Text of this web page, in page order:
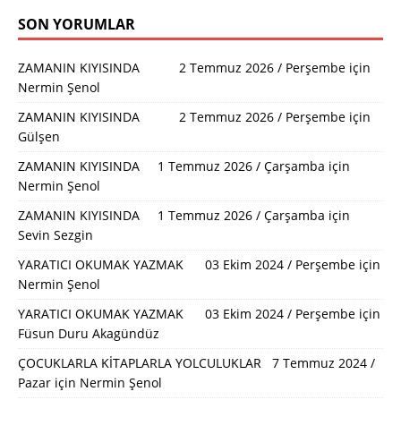
SON YORUMLAR
ZAMANIN KIYISINDA 2 Temmuz 2026 / Perşembe için
Nermin Şenol
ZAMANIN KIYISINDA 2 Temmuz 2026 / Perşembe için
Gülşen
ZAMANIN KIYISINDA 1 Temmuz 2026 / Çarşamba için
Nermin Şenol
ZAMANIN KIYISINDA 1 Temmuz 2026 / Çarşamba için
Sevin Sezgin
YARATICI OKUMAK YAZMAK 03 Ekim 2024 / Perşembe için
Nermin Şenol
YARATICI OKUMAK YAZMAK 03 Ekim 2024 / Perşembe için
Füsun Duru Akagündüz
ÇOCUKLARLA KİTAPLARLA YOLCULUKLAR 7 Temmuz 2024 /
Pazar için Nermin Şenol